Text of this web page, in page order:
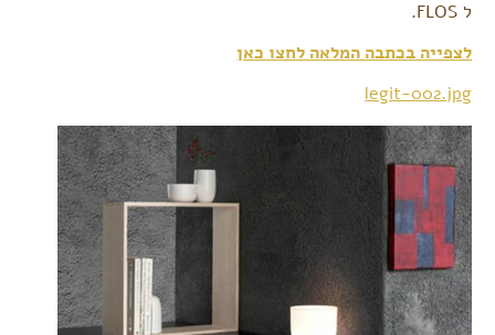
ל FLOS.
לצפייה בכתבה המלאה לחצו כאן
legit-002.jpg